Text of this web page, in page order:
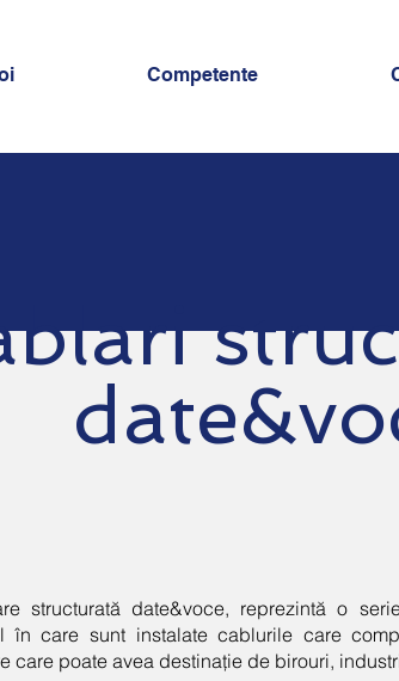
Competente
structurată date&voce, reprezintă o
în care sunt instalate cablurile care
care poate avea destinație de birouri,